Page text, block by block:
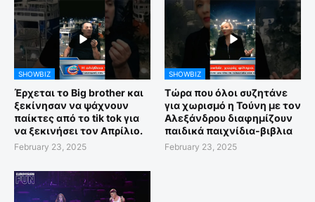
SHOWBIZ
Έρχεται το Big brother και
ξεκίνησαν να ψάχνουν
παίκτες από το tik tok για
να ξεκινήσει τον Απρίλιο.
February 23, 2025
SHOWBIZ
Τώρα που όλοι συζητάνε
για χωρισμό η Τούνη με τον
Αλεξάνδρου διαφημίζουν
παιδικά παιχνίδια-βιβλια
February 23, 2025